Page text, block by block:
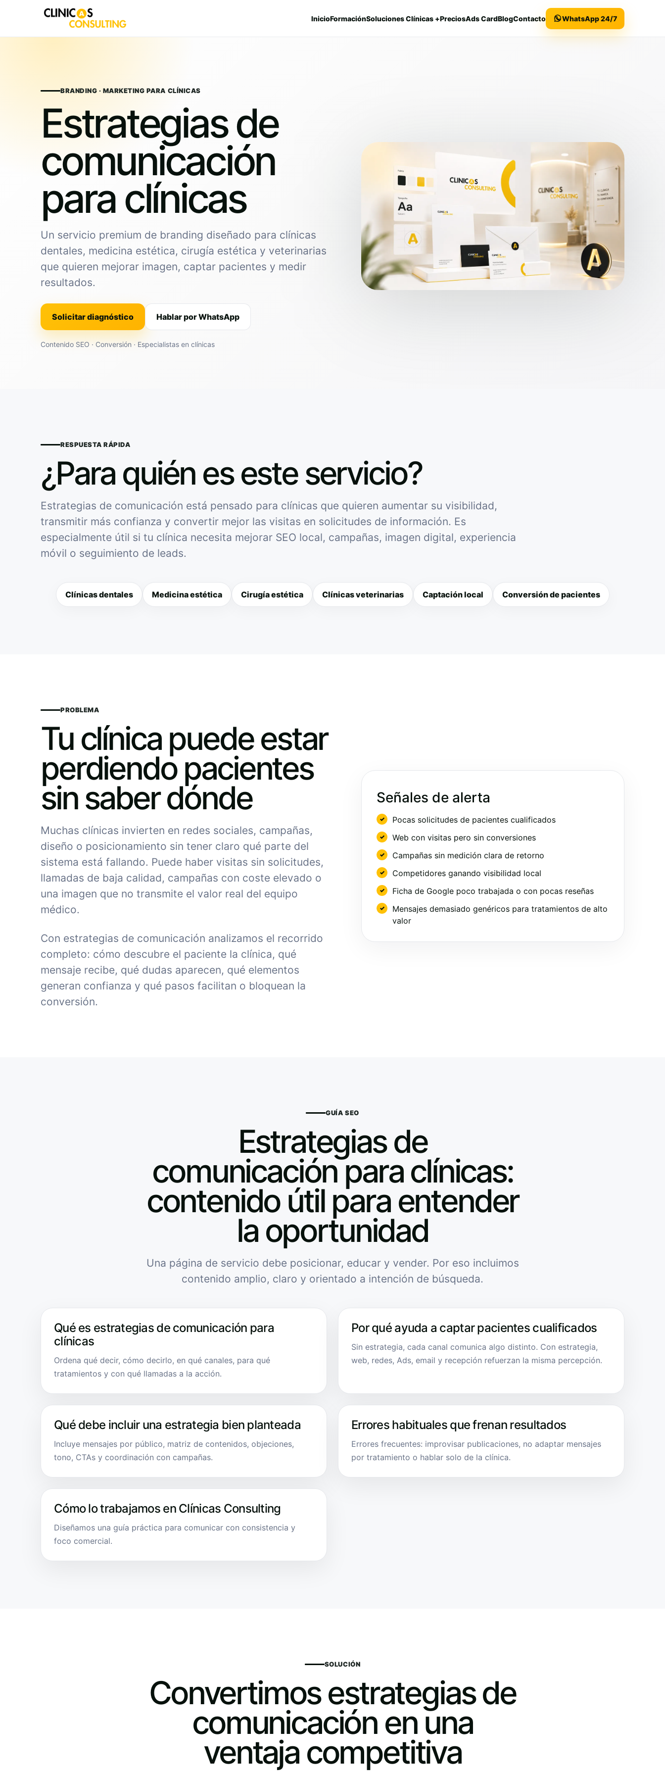
InicioFormaciónSoluciones Clínicas +PreciosAds CardBlogContacto WhatsApp 24/7
BRANDING · MARKETING PARA CLÍNICAS
Estrategias de
comunicación
para clínicas
Un servicio premium de branding diseñado para clínicas
dentales, medicina estética, cirugía estética y veterinarias
que quieren mejorar imagen, captar pacientes y medir
resultados.
Solicitar diagnóstico Hablar por WhatsApp
Contenido SEO · Conversión · Especialistas en clínicas
RESPUESTA RÁPIDA
¿Para quién es este servicio?
Estrategias de comunicación está pensado para clínicas que quieren aumentar su visibilidad,
transmitir más confianza y convertir mejor las visitas en solicitudes de información. Es
especialmente útil si tu clínica necesita mejorar SEO local, campañas, imagen digital, experiencia
móvil o seguimiento de leads.
Clínicas dentales Medicina estética Cirugía estética Clínicas veterinarias Captación local Conversión de pacientes
PROBLEMA
Tu clínica puede estar
perdiendo pacientes
sin saber dónde
Muchas clínicas invierten en redes sociales, campañas,
diseño o posicionamiento sin tener claro qué parte del
sistema está fallando. Puede haber visitas sin solicitudes,
llamadas de baja calidad, campañas con coste elevado o
una imagen que no transmite el valor real del equipo
médico.
Con estrategias de comunicación analizamos el recorrido
completo: cómo descubre el paciente la clínica, qué
mensaje recibe, qué dudas aparecen, qué elementos
generan confianza y qué pasos facilitan o bloquean la
conversión.
Señales de alerta
Pocas solicitudes de pacientes cualificados
Web con visitas pero sin conversiones
Campañas sin medición clara de retorno
Competidores ganando visibilidad local
Ficha de Google poco trabajada o con pocas reseñas
Mensajes demasiado genéricos para tratamientos de alto
valor
GUÍA SEO
Estrategias de
comunicación para clínicas:
contenido útil para entender
la oportunidad
Una página de servicio debe posicionar, educar y vender. Por eso incluimos
contenido amplio, claro y orientado a intención de búsqueda.
Qué es estrategias de comunicación para
clínicas
Ordena qué decir, cómo decirlo, en qué canales, para qué
tratamientos y con qué llamadas a la acción.
Por qué ayuda a captar pacientes cualificados
Sin estrategia, cada canal comunica algo distinto. Con estrategia,
web, redes, Ads, email y recepción refuerzan la misma percepción.
Qué debe incluir una estrategia bien planteada
Incluye mensajes por público, matriz de contenidos, objeciones,
tono, CTAs y coordinación con campañas.
Errores habituales que frenan resultados
Errores frecuentes: improvisar publicaciones, no adaptar mensajes
por tratamiento o hablar solo de la clínica.
Cómo lo trabajamos en Clínicas Consulting
Diseñamos una guía práctica para comunicar con consistencia y
foco comercial.
SOLUCIÓN
Convertimos estrategias de
comunicación en una
ventaja competitiva